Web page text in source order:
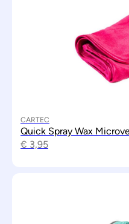
CARTEC
Quick Spray Wax
€ 3,95